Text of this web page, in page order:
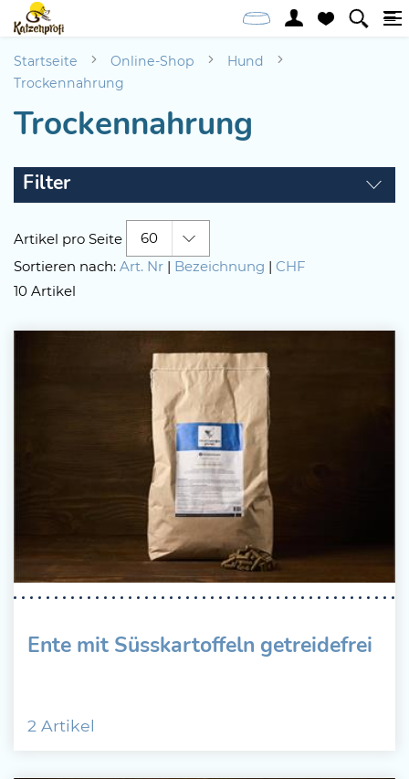
Startseite Online-Shop
Hund
Trockennahrung
Trockennahrung
Filter
Artikel pro Seite
60
Sortieren nach: Art. Nr | Bezeichnung | CHF
10 Artikel
Ente mit Süsskartoffeln getreidefrei
2 Artikel